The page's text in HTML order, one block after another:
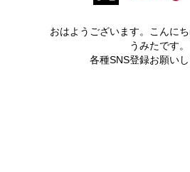
おはようございます。こんにち
うみたです。
各種SNS登録お願いし